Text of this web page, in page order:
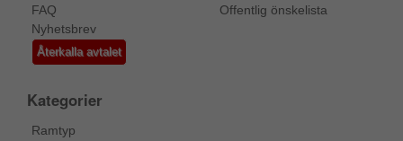
FAQ
Nyhetsbrev
Återkalla avtalet
Offentlig önskelista
Kategorier
Ramtyp